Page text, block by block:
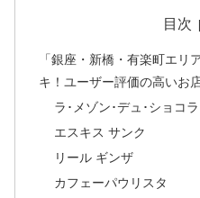
目次
「銀座・新橋・有楽町エリ
キ！ユーザー評価の高いお
ラ･メゾン･デュ･ショコ
エスキス サンク
リール ギンザ
カフェーパウリスタ